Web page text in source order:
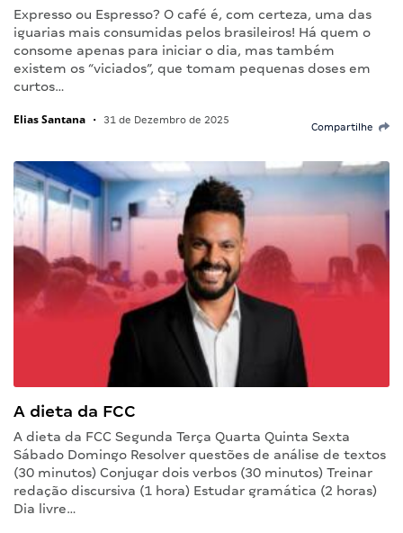
Expresso ou Espresso? O café é, com certeza, uma das
iguarias mais consumidas pelos brasileiros! Há quem o
consome apenas para iniciar o dia, mas também
existem os “viciados”, que tomam pequenas doses em
curtos…
Elias Santana • 31 de Dezembro de 2025
Compartilhe
A dieta da FCC
A dieta da FCC Segunda Terça Quarta Quinta Sexta
Sábado Domingo Resolver questões de análise de textos
(30 minutos) Conjugar dois verbos (30 minutos) Treinar
redação discursiva (1 hora) Estudar gramática (2 horas)
Dia livre…